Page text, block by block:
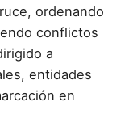
ordenando
conflictos
a
entidades
en